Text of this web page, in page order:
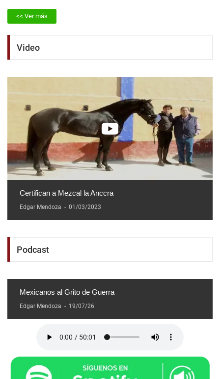
<< Ver más
Video
Certifican a Mezcal la Anccra
Edgar Mendoza - 01/03/2023
Podcast
Mexicanos al Grito de Guerra
Edgar Mendoza - 19/07/26